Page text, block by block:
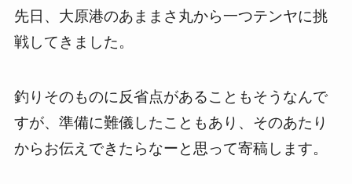
先日、大原港のあままさ丸から一つテンヤに挑
戦してきました。
釣りそのものに反省点があることもそうなんで
すが、準備に難儀したこともあり、そのあたり
からお伝えできたらなーと思って寄稿します。